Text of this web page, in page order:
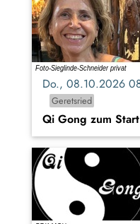
Do., 08.10.2026
Geretsried
Qi Gong zum